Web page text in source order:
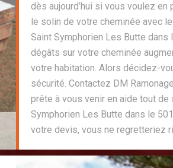
dès aujourd’hui si vous voulez
le solin de votre cheminée avec
Saint Symphorien Les Butte dans
dégâts sur votre cheminée
votre habitation. Alors décidez-
sécurité. Contactez DM
prête à vous venir en aide tout
Symphorien Les Butte dans le
votre devis, vous ne regretteriez